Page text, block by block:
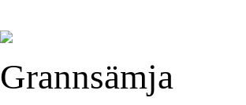
Grannsämja